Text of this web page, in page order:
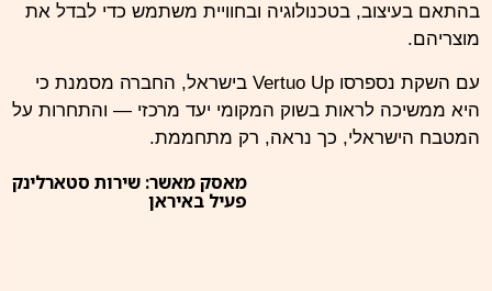
בהתאם בעיצוב, בטכנולוגיה ובחוויית משתמש כדי לבדל את
מוצריהם.
עם השקת נספרסו Vertuo Up בישראל, החברה מסמנת כי
היא ממשיכה לראות בשוק המקומי יעד מרכזי — והתחרות על
המטבח הישראלי, כך נראה, רק מתחממת.
מאסק מאשר: שירות סטארלינק
פעיל באיראן